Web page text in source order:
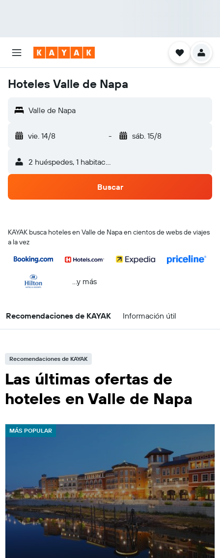
Hoteles Valle de Napa
Valle de Napa
vie. 14/8 - sáb. 15/8
2 huéspedes, 1 habitación
Buscar
KAYAK busca hoteles en Valle de Napa en cientos de webs de viajes
a la vez
...y más
Recomendaciones de KAYAK Información útil
Recomendaciones de KAYAK
Las últimas ofertas de
hoteles en Valle de Napa
MÁS POPULAR